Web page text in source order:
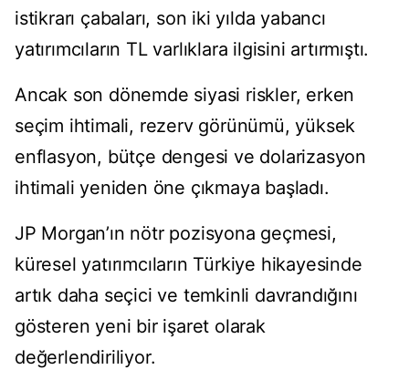
istikrarı çabaları, son iki yılda yabancı
yatırımcıların TL varlıklara ilgisini artırmıştı.
Ancak son dönemde siyasi riskler, erken
seçim ihtimali, rezerv görünümü, yüksek
enflasyon, bütçe dengesi ve dolarizasyon
ihtimali yeniden öne çıkmaya başladı.
JP Morgan’ın nötr pozisyona geçmesi,
küresel yatırımcıların Türkiye hikayesinde
artık daha seçici ve temkinli davrandığını
gösteren yeni bir işaret olarak
değerlendiriliyor.